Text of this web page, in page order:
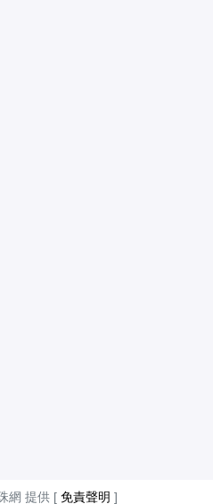
網 提供 [ 免責聲明 ]